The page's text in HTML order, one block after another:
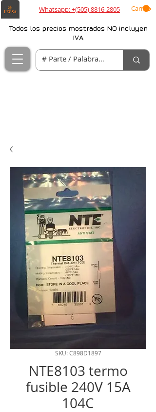
Whatsapp: +(505) 8816-2805 Carrito
Todos los precios mostrados NO incluyen
IVA
SKU: C898D1897
NTE8103 termo
fusible 240V 15A
104C